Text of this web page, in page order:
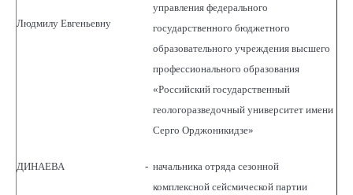
Людмилу Евгеньевну
управления федерального
государственного бюджетного
образовательного учреждения высшего
профессионального образования
«Российский государственный
геологоразведочный университет имени
Серго Орджоникидзе»
ДИНАЕВА - начальника отряда сезонной
комплексной сейсмической партии